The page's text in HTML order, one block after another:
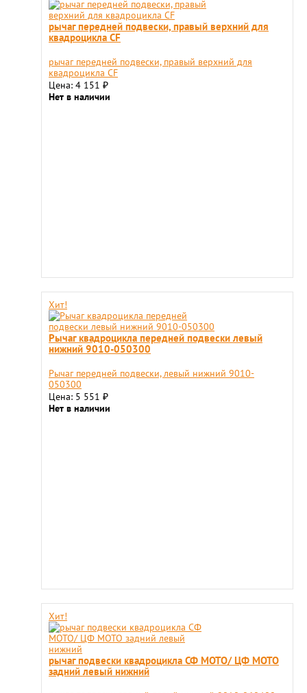
рычаг передней подвески, правый верхний для
квадроцикла СF
рычаг передней подвески, правый верхний для
квадроцикла СF
Цена: 4 151 ₽
Нет в наличии
Хит!
Рычаг квадроцикла передней подвески левый
нижний 9010-050300
Рычаг передней подвески, левый нижний 9010-
050300
Цена: 5 551 ₽
Нет в наличии
Хит!
рычаг подвески квадроцикла СФ МОТО/ ЦФ МОТО
задний левый нижний